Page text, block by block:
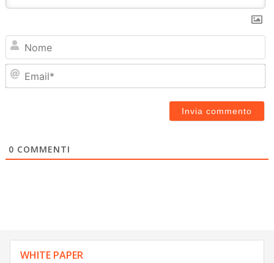
0 COMMENTI
WHITE PAPER